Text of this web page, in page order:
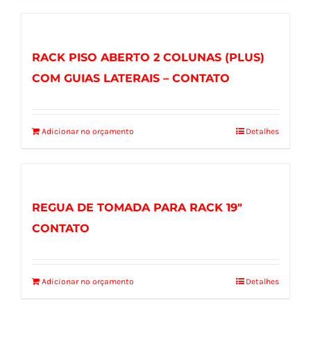
RACK PISO ABERTO 2 COLUNAS (PLUS)
COM GUIAS LATERAIS – CONTATO
Adicionar no orçamento Detalhes
REGUA DE TOMADA PARA RACK 19″
CONTATO
Adicionar no orçamento Detalhes